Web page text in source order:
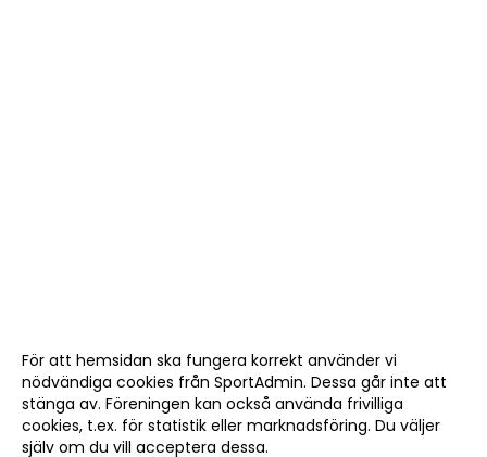
För att hemsidan ska fungera korrekt använder vi
nödvändiga cookies från SportAdmin. Dessa går inte att
stänga av. Föreningen kan också använda frivilliga
cookies, t.ex. för statistik eller marknadsföring. Du väljer
själv om du vill acceptera dessa.